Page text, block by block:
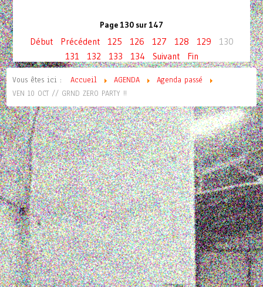
Page 130 sur 147
Début Précédent 125 126 127 128 129
130
131
132 133 134 Suivant Fin
Vous êtes ici : Accueil AGENDA
Agenda passé
VEN 10 OCT // GRND ZERO PARTY !!